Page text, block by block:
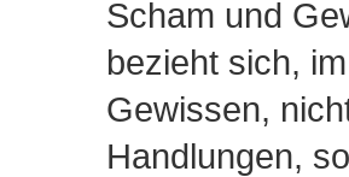
Scham und
bezieht sich,
Gewissen,
Handlungen,